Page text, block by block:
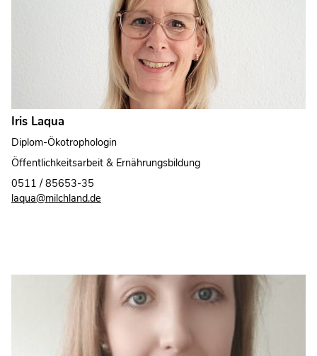
Iris Laqua
Diplom-Ökotrophologin
Öffentlichkeitsarbeit & Ernährungsbildung
0511 / 85653-35
laqua@milchland.de